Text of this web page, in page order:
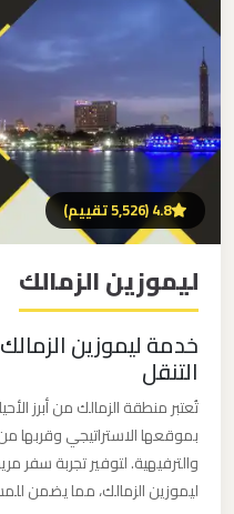
4.8 (5,526 تقييم)
ليموزين الزمالك
خدمة ليموزين
التنقل
تُعتبر منطقة الزمالك من أبرز
بموقعها الاستراتيجي وقربها
والترفيهية. لتوفير تجربة سفر
ليموزين الزمالك، مما يضمن
مكاتب
ليموزين
الاسكندرية
مطار
القاهرة
ليموزين
ليموزين
نويبع
ليموزين
العرب